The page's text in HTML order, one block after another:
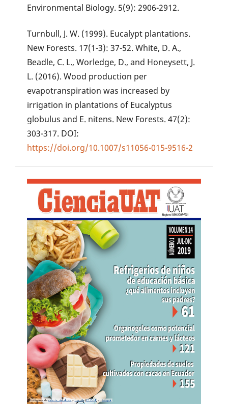
Environmental Biology. 5(9): 2906-2912.
Turnbull, J. W. (1999). Eucalypt plantations.
New Forests. 17(1-3): 37-52. White, D. A.,
Beadle, C. L., Worledge, D., and Honeysett, J.
L. (2016). Wood production per
evapotranspiration was increased by
irrigation in plantations of Eucalyptus
globulus and E. nitens. New Forests. 47(2):
303-317. DOI:
https://doi.org/10.1007/s11056-015-9516-2